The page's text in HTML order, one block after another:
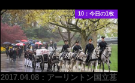
10：今日の1枚
2017.04.08：アーリントン国立墓